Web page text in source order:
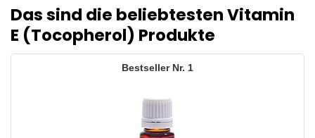
Das sind die beliebtesten Vitamin
E (Tocopherol) Produkte
1